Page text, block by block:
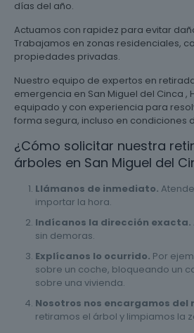
días del año.
Actuamos con rapidez para evitar
Trabajamos en zonas residenciales,
propiedades privadas.
Nuestro equipo de expertos en
emergencia en San Miguel del Cinca ,
equipado y con experiencia para
forma segura, incluso en condiciones
¿Cómo solicitar nuestra
árboles en San Miguel del
Llámanos de inmediato.
importar la hora.
Indícanos la dirección exacta.
sin demoras.
Explícanos lo ocurrido. Por
sobre un coche, bloqueando un
sobre una vivienda.
Nosotros nos encargamos del
retiramos el árbol y limpiamos la